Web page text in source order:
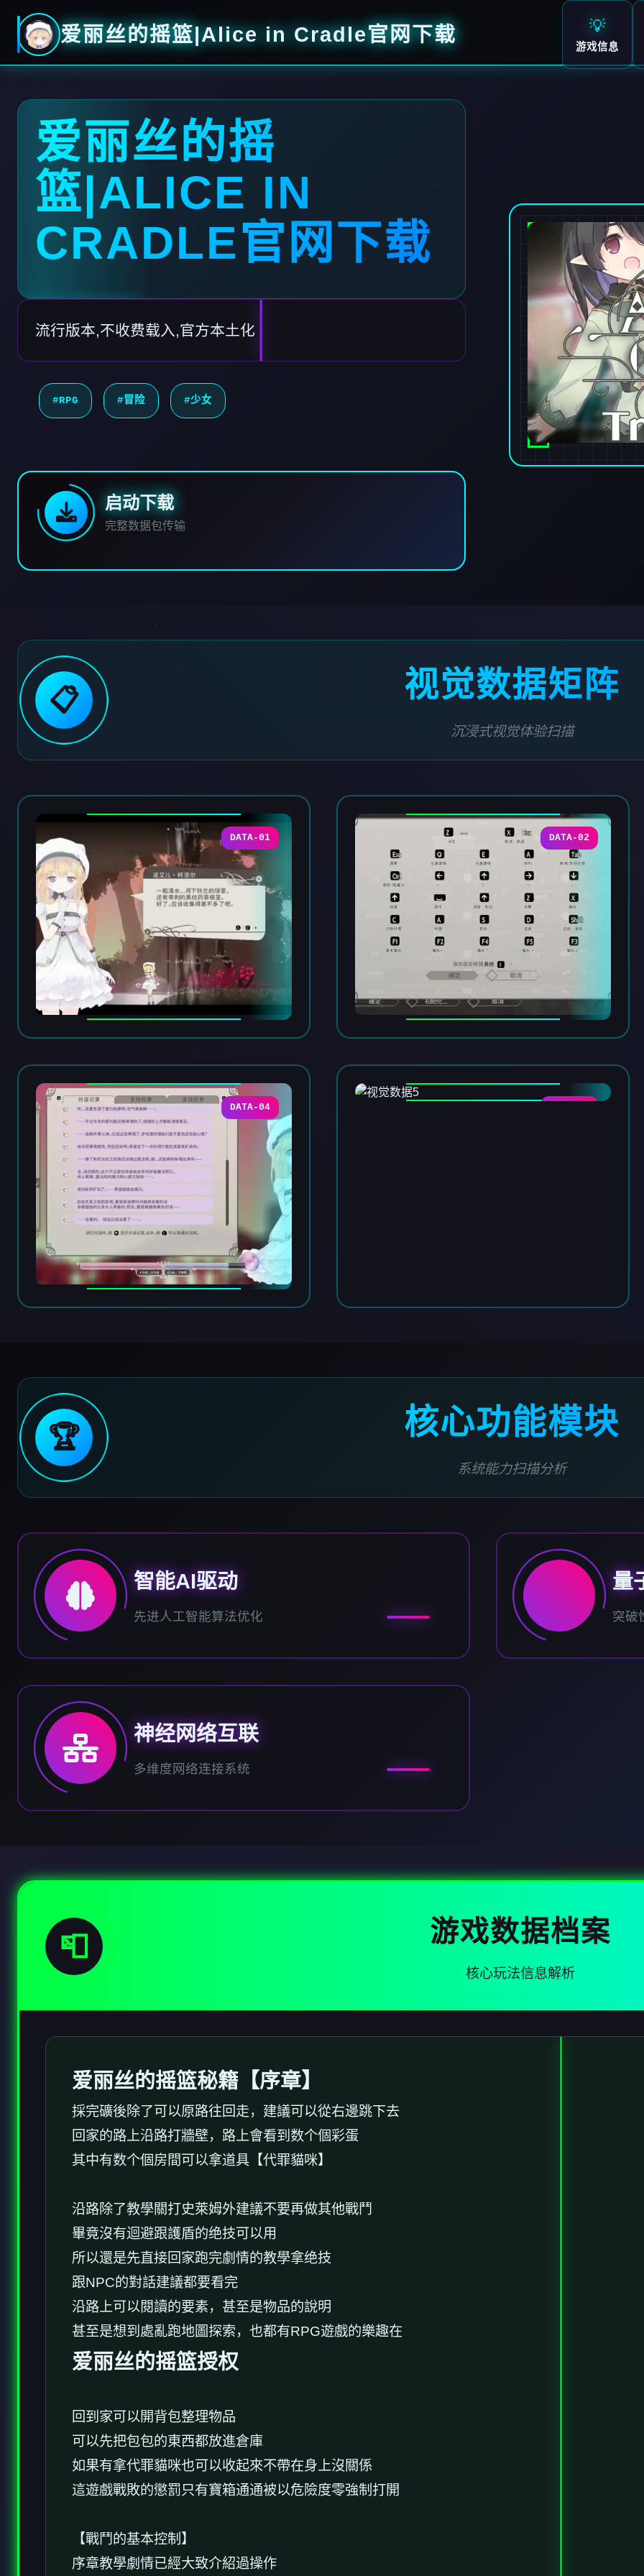
爱丽丝的摇篮|Alice in Cradle官网下载 💡
游戏信息
爱丽丝的摇
篮|ALICE IN
CRADLE官网下载
流行版本,不收费载入,官方本土化
#RPG #冒险 #少女
启动下载
完整数据包传输
📋 视觉数据矩阵
沉浸式视觉体验扫描
DATA-01 DATA-02
DATA-04
🏆 核心功能模块
系统能力扫描分析
智能AI驱动
先进人工智能算法优化
量
突破
神经网络互联
多维度网络连接系统
📮 游戏数据档案
核心玩法信息解析
爱丽丝的摇篮秘籍【序章】
採完礦後除了可以原路往回走，建議可以從右邊跳下去
回家的路上沿路打牆壁，路上會看到数个個彩蛋
其中有数个個房間可以拿道具【代罪貓咪】
沿路除了教學關打史萊姆外建議不要再做其他戰鬥
畢竟沒有迴避跟護盾的绝技可以用
所以還是先直接回家跑完劇情的教學拿绝技
跟NPC的對話建議都要看完
沿路上可以閱讀的要素，甚至是物品的說明
甚至是想到處亂跑地圖探索，也都有RPG遊戲的樂趣在
爱丽丝的摇篮授权
回到家可以開背包整理物品
可以先把包包的東西都放進倉庫
如果有拿代罪貓咪也可以收起來不帶在身上沒關係
這遊戲戰敗的懲罰只有寶箱通通被以危險度零強制打開
【戰鬥的基本控制】
序章教學劇情已經大致介紹過操作